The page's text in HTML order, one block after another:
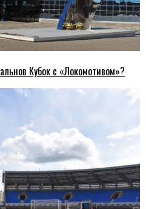
Кубок с «Локомотивом»?